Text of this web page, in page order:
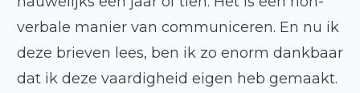
verbale manier van communiceren. En nu ik
deze brieven lees, ben ik zo enorm dankbaar
dat ik deze vaardigheid eigen heb gemaakt.